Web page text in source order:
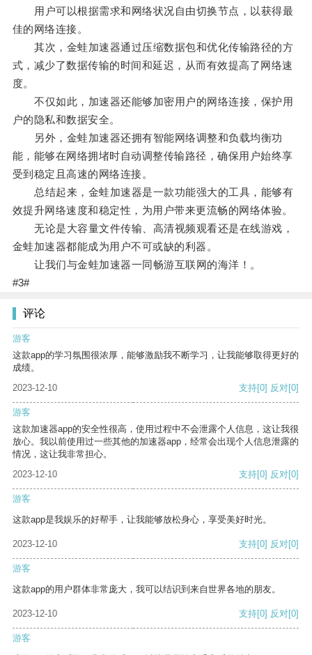
用户可以根据需求和网络状况自由切换节点，以获得最
佳的网络连接。
其次，金蛙加速器通过压缩数据包和优化传输路径的方
式，减少了数据传输的时间和延迟，从而有效提高了网络速
度。
不仅如此，加速器还能够加密用户的网络连接，保护用
户的隐私和数据安全。
另外，金蛙加速器还拥有智能网络调整和负载均衡功
能，能够在网络拥堵时自动调整传输路径，确保用户始终享
受到稳定且高速的网络连接。
总结起来，金蛙加速器是一款功能强大的工具，能够有
效提升网络速度和稳定性，为用户带来更流畅的网络体验。
无论是大容量文件传输、高清视频观看还是在线游戏，
金蛙加速器都能成为用户不可或缺的利器。
让我们与金蛙加速器一同畅游互联网的海洋！。
#3#
评论
游客
这款app的学习氛围很浓厚，能够激励我不断学习，让我能够取得更好的
成绩。
2023-12-10
支持[0] 反对[0]
游客
这款加速器app的安全性很高，使用过程中不会泄露个人信息，这让我很
放心。我以前使用过一些其他的加速器app，经常会出现个人信息泄露的
情况，这让我非常担心。
2023-12-10
支持[0] 反对[0]
游客
这款app是我娱乐的好帮手，让我能够放松身心，享受美好时光。
2023-12-10 支持[0] 反对[0]
游客
这款app的用户群体非常庞大，我可以结识到来自世界各地的朋友。
2023-12-10 支持[0] 反对[0]
游客